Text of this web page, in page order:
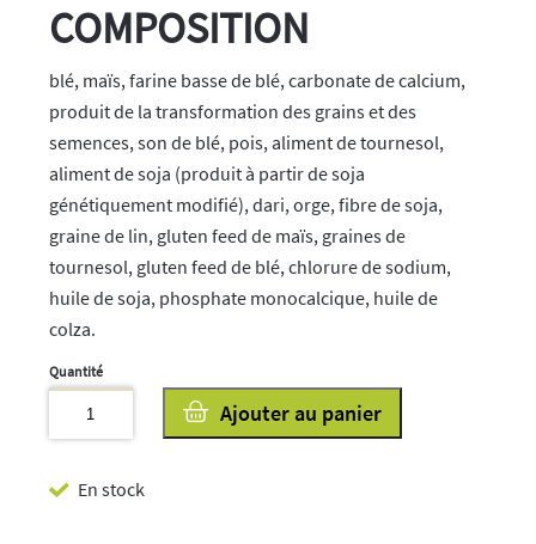
COMPOSITION
blé, maïs, farine basse de blé, carbonate de calcium,
produit de la transformation des grains et des
semences, son de blé, pois, aliment de tournesol,
aliment de soja (produit à partir de soja
génétiquement modifié), dari, orge, fibre de soja,
graine de lin, gluten feed de maïs, graines de
tournesol, gluten feed de blé, chlorure de sodium,
huile de soja, phosphate monocalcique, huile de
colza.
En stock
4
Ajouter au panier